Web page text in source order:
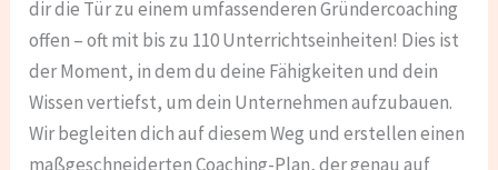
dir die Tür zu einem umfassenderen Gründercoaching
offen – oft mit bis zu 110 Unterrichtseinheiten! Dies ist
der Moment, in dem du deine Fähigkeiten und dein
Wissen vertiefst, um dein Unternehmen aufzubauen.
Wir begleiten dich auf diesem Weg und erstellen einen
maßgeschneiderten Coaching-Plan, der genau auf